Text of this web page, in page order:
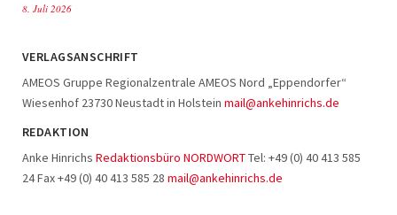
8. Juli 2026
VERLAGSANSCHRIFT
AMEOS Gruppe Regionalzentrale AMEOS Nord „Eppendorfer“
Wiesenhof 23730 Neustadt in Holstein mail@ankehinrichs.de
REDAKTION
Anke Hinrichs Redaktionsbüro NORDWORTTel: +49 (0) 40 413 585
24 Fax +49 (0) 40 413 585 28 mail@ankehinrichs.de